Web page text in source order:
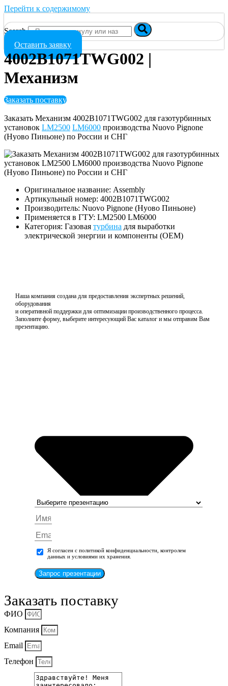
Перейти к содержимому
Search
Оставить заявку
4002B1071TWG002 |
Механизм
Заказать поставку
Заказать Механизм 4002B1071TWG002 для газотурбинных
установок LM2500 LM6000 производства Nuovo Pignone
(Нуово Пиньоне) по России и СНГ
Оригинальное название: Assembly
Артикульный номер: 4002B1071TWG002
Производитель: Nuovo Pignone (Нуово Пиньоне)
Применяется в ГТУ: LM2500 LM6000
Категория: Газовая турбина для выработки
электрической энергии и компоненты (OEM)
Наша компания создана для предоставления экспертных решений,
оборудования
и оперативной поддержки для оптимизации производственного процесса.
Заполните форму, выберите интересующий Вас каталог и мы отправим Вам
презентацию.
Я согласен с политикой конфиденциальности, контролем
данных и условиями их хранения.
Запрос презентации
Заказать поставку
ФИО
Компания
Email
Телефон